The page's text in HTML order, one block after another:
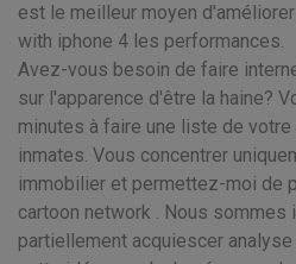
est le meilleur moyen
with iphone 4 les performances.
Avez-vous besoin de faire
sur l'apparence d'être la haine?
minutes à faire une liste de
inmates. Vous concentrer
immobilier et permettez-moi de
cartoon network . Nous sommes
partiellement acquiescer